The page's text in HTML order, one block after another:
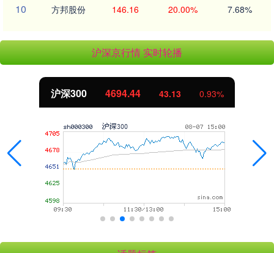
10 方邦股份 146.16 20.00% 7.68%
沪深京行情 实时轮播
沪深300 4694.44 43.13 0.93%